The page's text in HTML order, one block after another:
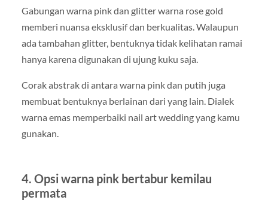
Gabungan warna pink dan glitter warna rose gold
memberi nuansa eksklusif dan berkualitas. Walaupun
ada tambahan glitter, bentuknya tidak kelihatan ramai
hanya karena digunakan di ujung kuku saja.
Corak abstrak di antara warna pink dan putih juga
membuat bentuknya berlainan dari yang lain. Dialek
warna emas memperbaiki nail art wedding yang kamu
gunakan.
4. Opsi warna pink bertabur kemilau
permata